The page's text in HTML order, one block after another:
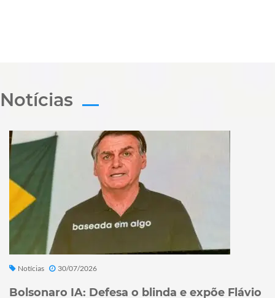
Notícias
Notícias 30/07/2026
Bolsonaro IA: Defesa o blinda e expõe Flávio